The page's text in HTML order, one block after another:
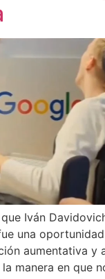
Iván
una
aumentativa y
manera en que